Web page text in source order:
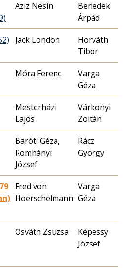
Aziz Nesin
Benedek
Árpád
Jack London
Horváth
Móra Ferenc
Varga
Géza
Mesterházi
Lajos
Várkonyi
Zoltán
Baróti Géza,
Romhányi
József
Rácz
György
Fred von
Hoerschelmann
Varga
Géza
Osváth Zsuzsa
Képessy
József